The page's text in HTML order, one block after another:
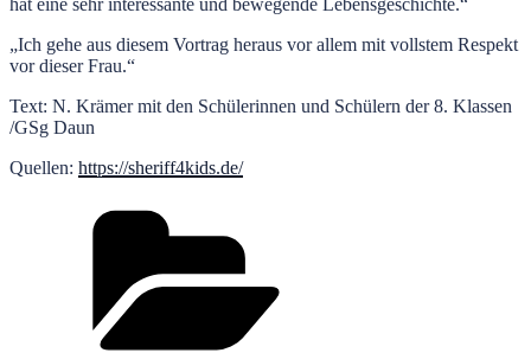
„Ich gehe aus diesem Vortrag heraus vor allem mit vollstem Respekt
vor dieser Frau.“
Text: N. Krämer mit den Schülerinnen und Schülern der 8. Klassen
/GSg Daun
Quellen: https://sheriff4kids.de/